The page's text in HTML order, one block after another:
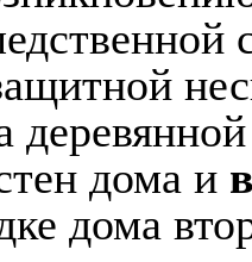
дома и
дома